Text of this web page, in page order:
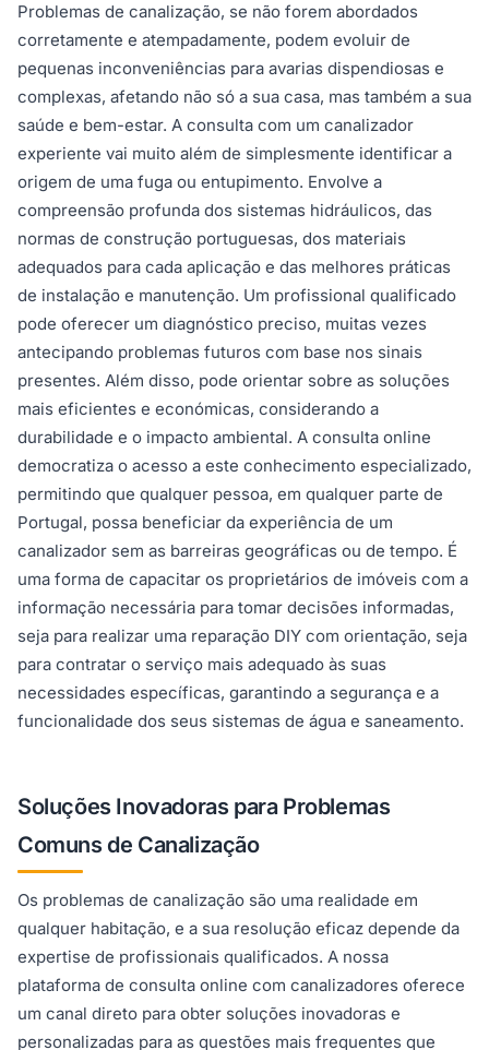
Problemas de canalização, se não forem abordados
corretamente e atempadamente, podem evoluir de
pequenas inconveniências para avarias dispendiosas e
complexas, afetando não só a sua casa, mas também a sua
saúde e bem-estar. A consulta com um canalizador
experiente vai muito além de simplesmente identificar a
origem de uma fuga ou entupimento. Envolve a
compreensão profunda dos sistemas hidráulicos, das
normas de construção portuguesas, dos materiais
adequados para cada aplicação e das melhores práticas
de instalação e manutenção. Um profissional qualificado
pode oferecer um diagnóstico preciso, muitas vezes
antecipando problemas futuros com base nos sinais
presentes. Além disso, pode orientar sobre as soluções
mais eficientes e económicas, considerando a
durabilidade e o impacto ambiental. A consulta online
democratiza o acesso a este conhecimento especializado,
permitindo que qualquer pessoa, em qualquer parte de
Portugal, possa beneficiar da experiência de um
canalizador sem as barreiras geográficas ou de tempo. É
uma forma de capacitar os proprietários de imóveis com a
informação necessária para tomar decisões informadas,
seja para realizar uma reparação DIY com orientação, seja
para contratar o serviço mais adequado às suas
necessidades específicas, garantindo a segurança e a
funcionalidade dos seus sistemas de água e saneamento.
Soluções Inovadoras para Problemas
Comuns de Canalização
Os problemas de canalização são uma realidade em
qualquer habitação, e a sua resolução eficaz depende da
expertise de profissionais qualificados. A nossa
plataforma de consulta online com canalizadores oferece
um canal direto para obter soluções inovadoras e
personalizadas para as questões mais frequentes que